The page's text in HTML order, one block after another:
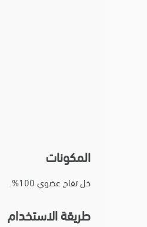
المكونات
خل تفاح عضوي 100%.
طريقة الاستخدام